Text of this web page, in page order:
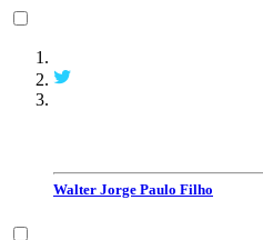
Walter Jorge Paulo Filho